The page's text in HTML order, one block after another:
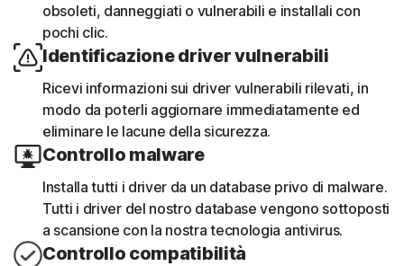
obsoleti, danneggiati o vulnerabili e installali con
pochi clic.
Identificazione driver vulnerabili
Ricevi informazioni sui driver vulnerabili rilevati, in
modo da poterli aggiornare immediatamente ed
eliminare le lacune della sicurezza.
Controllo malware
Installa tutti i driver da un database privo di malware.
Tutti i driver del nostro database vengono sottoposti
a scansione con la nostra tecnologia antivirus.
Controllo compatibilità